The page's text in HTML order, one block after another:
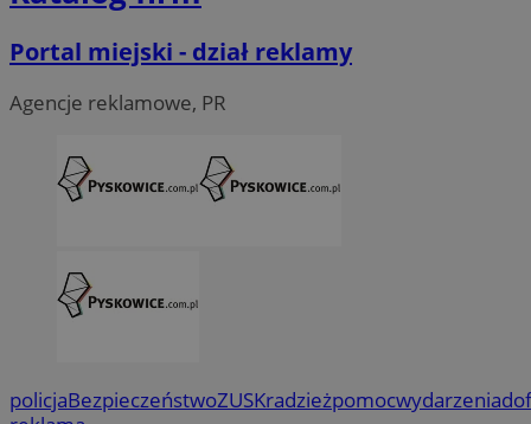
Portal miejski - dział reklamy
Agencje reklamowe, PR
policjaBezpieczeństwoZUSKradzieżpomocwydarzenia